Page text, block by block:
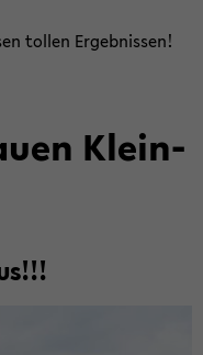
tol­len Er­geb­nis­sen!
Klein­